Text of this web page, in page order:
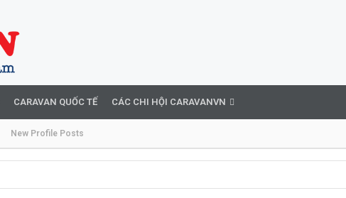
New Profile Posts
CARAVAN QUỐC TẾ CÁC CHI HỘI CARAVANVN